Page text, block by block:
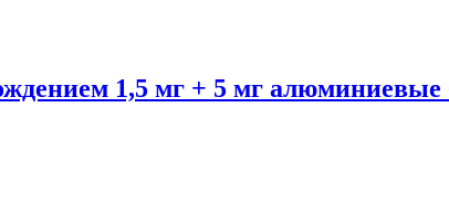
1,5 мг + 5 мг алюминиевые